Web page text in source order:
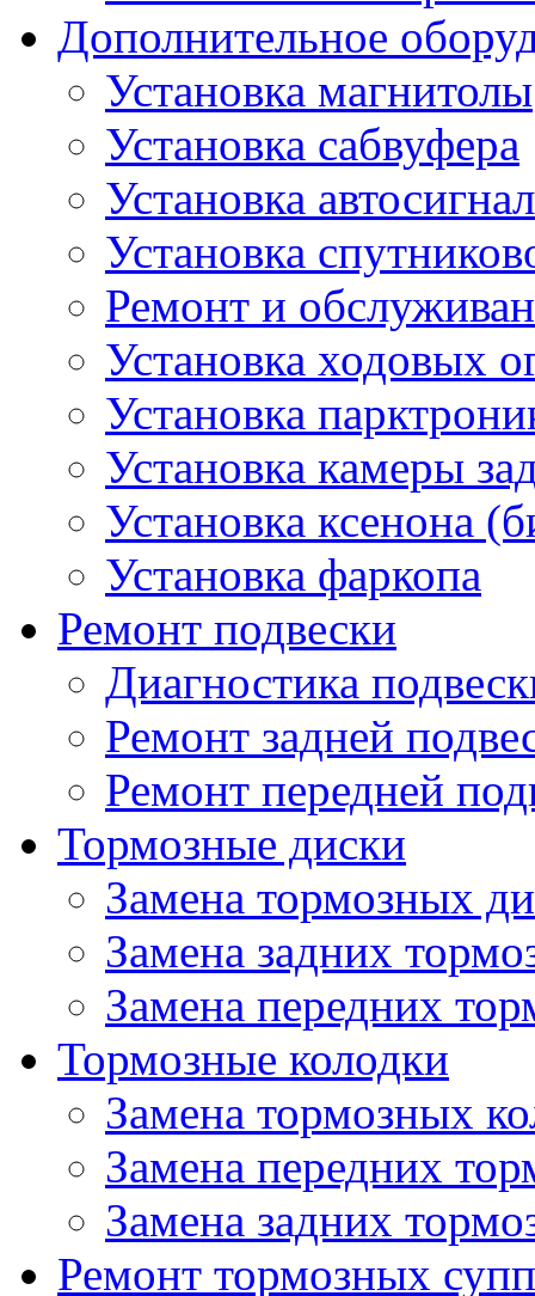
Дополнительное
Установка магнитолы
Установка сабвуфера
Установка
Установка
Ремонт и
Установка ходовых
Установка
Установка камеры
Установка ксенона
Установка фаркопа
Ремонт подвески
Диагностика
Ремонт задней
Ремонт передней
Тормозные диски
Замена тормозных
Замена задних
Замена передних
Тормозные колодки
Замена тормозных
Замена передних
Замена задних
Ремонт тормозных